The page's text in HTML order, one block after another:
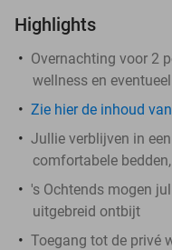
Highlights
Overnachting voor 2
wellness en
Zie hier de inhoud
Jullie verblijven in
comfortabele
's Ochtends mogen
uitgebreid ontbijt
Toegang tot de privé